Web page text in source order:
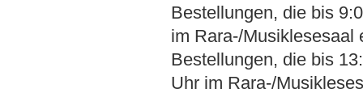
Bestellungen, die bis
im Rara-/Musiklesesaal
Bestellungen, die bis
Uhr im Rara-/